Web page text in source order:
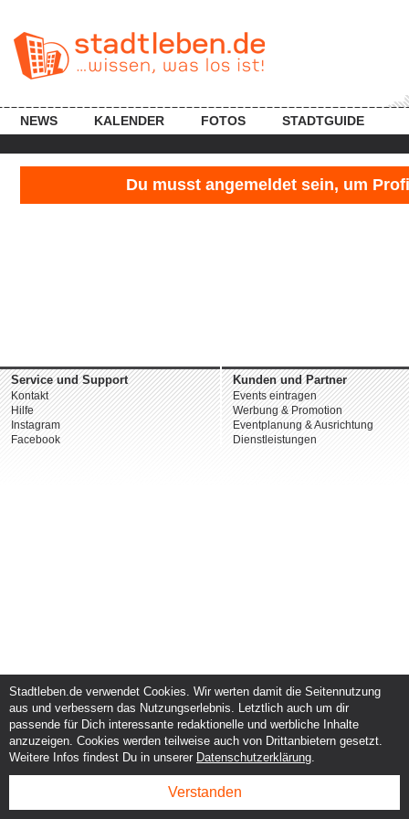
NEWS KALENDER FOTOS STADTGUIDE
Du musst angemeldet sein, um
Service und Support
Kontakt
Hilfe
Instagram
Facebook
Kunden und Partner
Events eintragen
Werbung & Promotion
Eventplanung & Ausrichtung
Dienstleistungen
Stadtleben.de verwendet Cookies. Wir werten damit die Seitennutzung
aus und verbessern das Nutzungserlebnis. Letztlich auch um dir
passende für Dich interessante redaktionelle und werbliche Inhalte
anzuzeigen. Cookies werden teilweise auch von Drittanbietern gesetzt.
Weitere Infos findest Du in unserer Datenschutzerklärung.
Verstanden